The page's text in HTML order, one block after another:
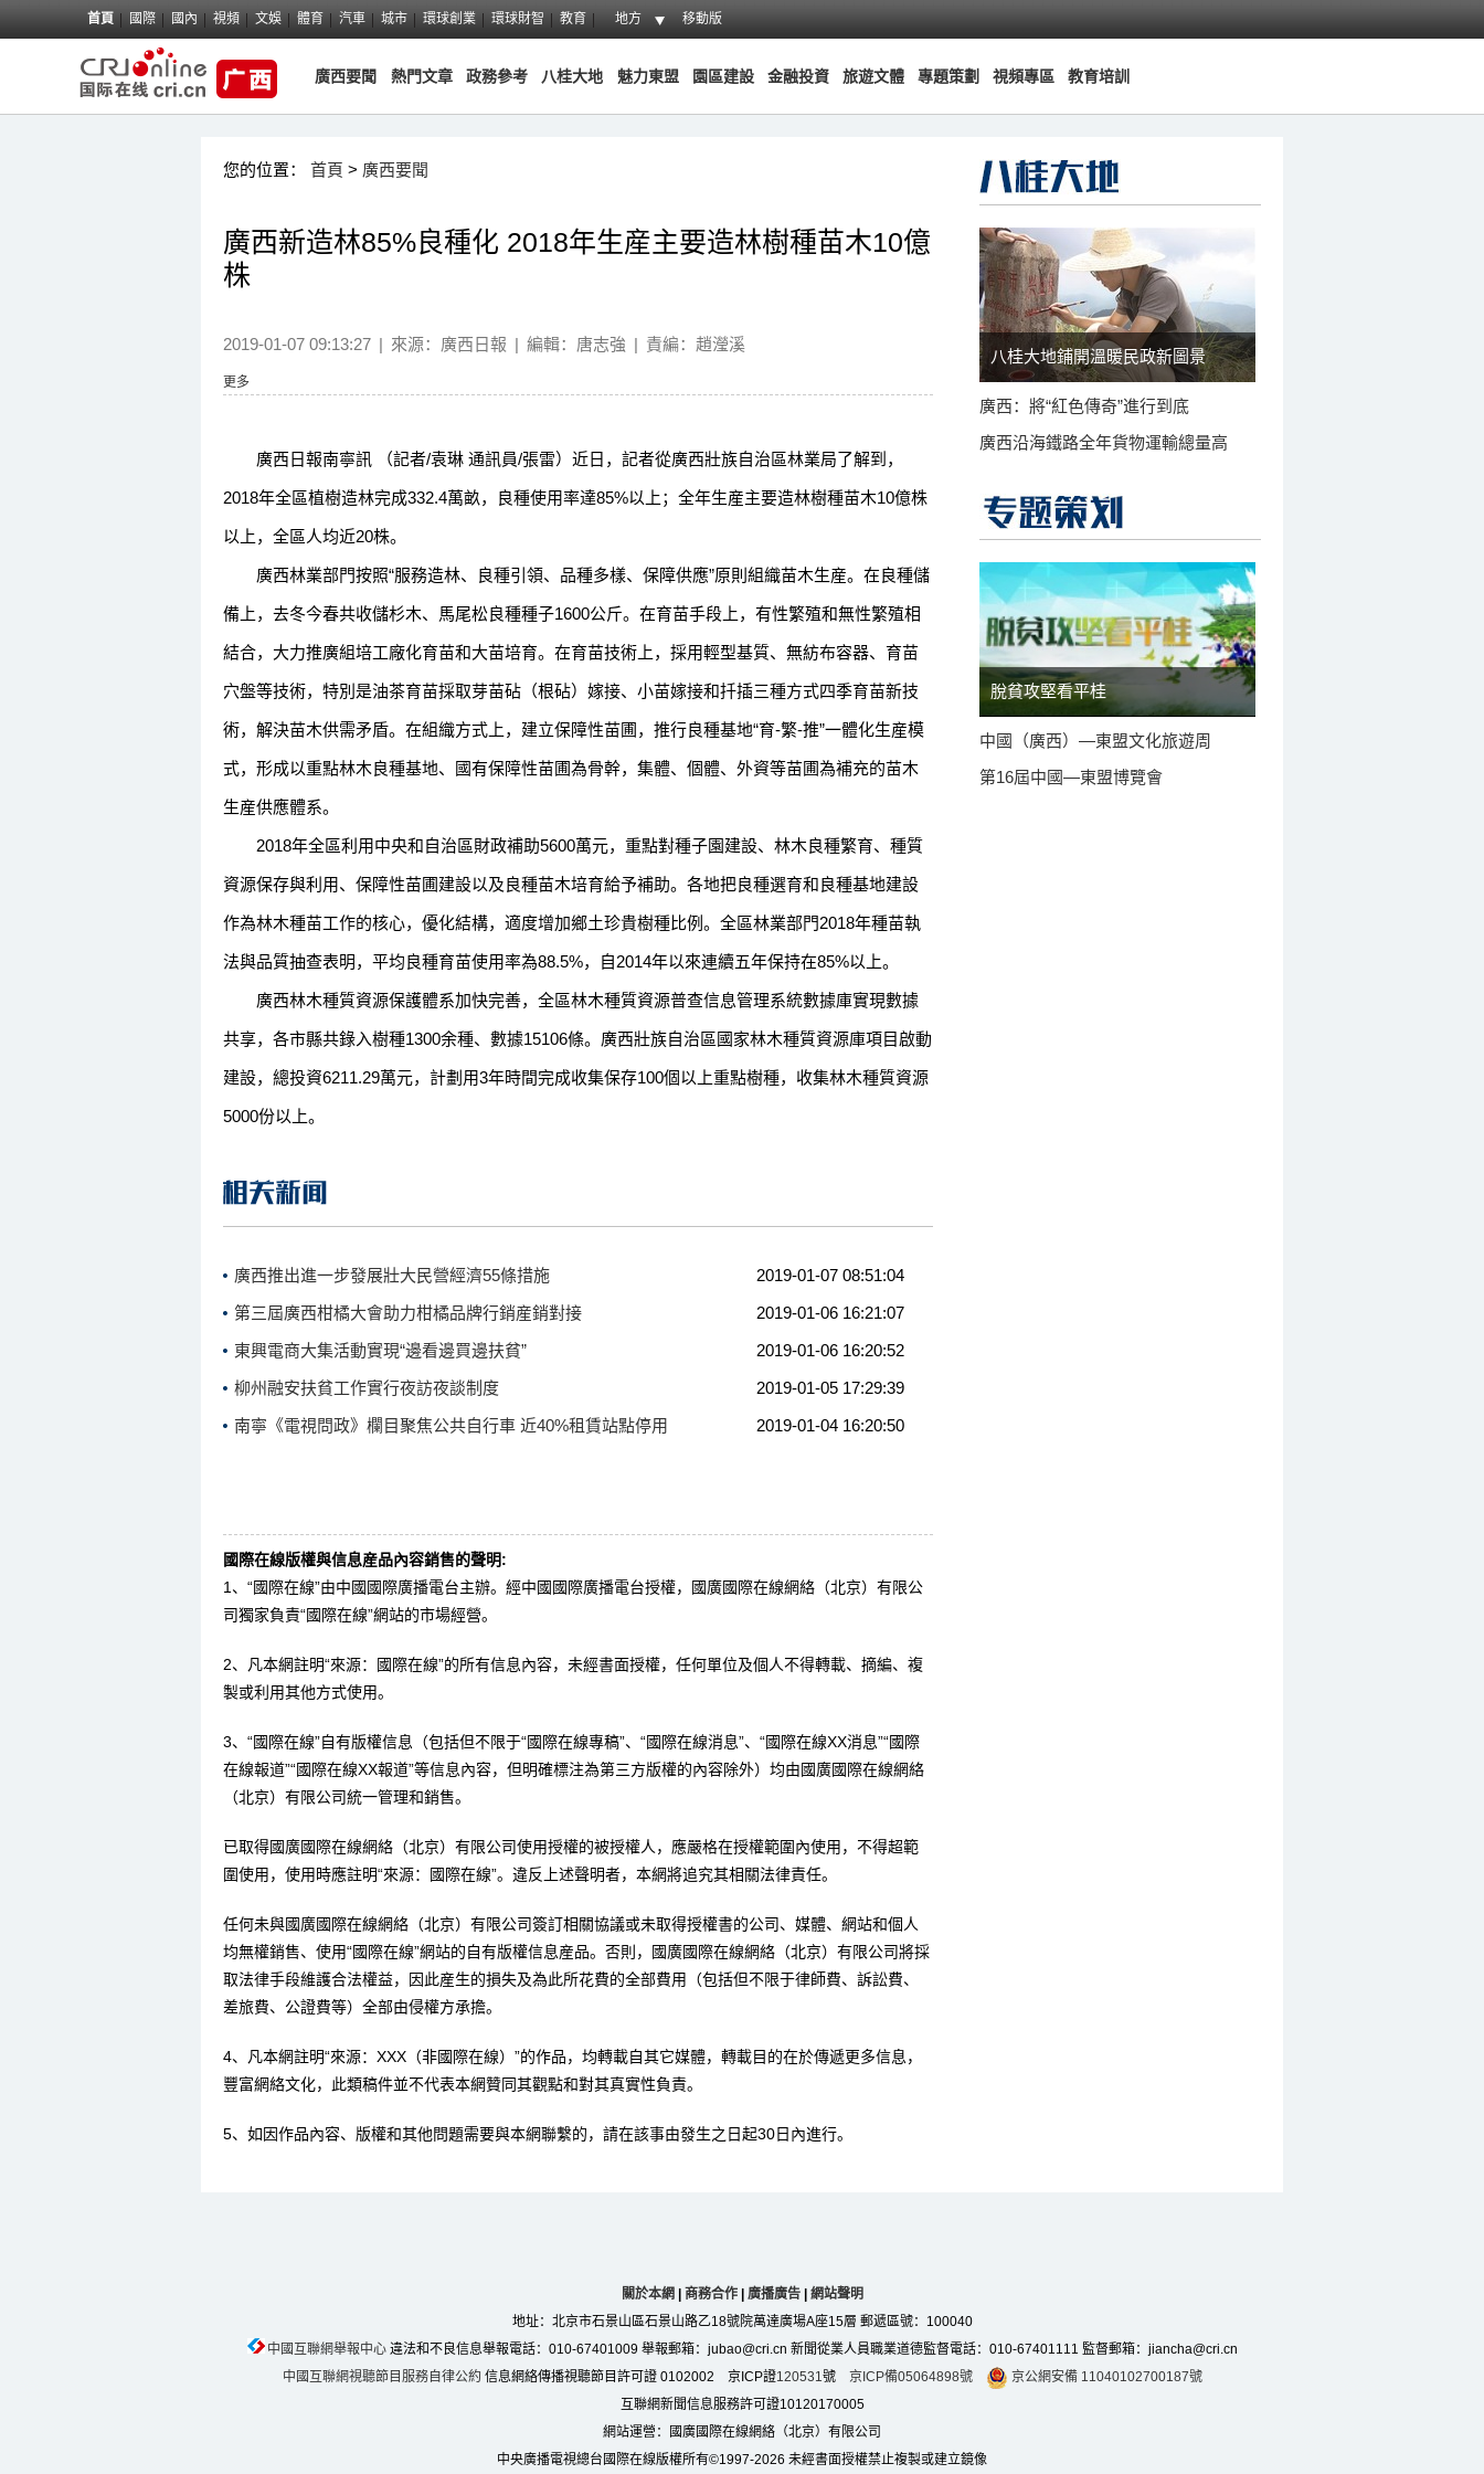
首頁 國際 國內 視頻 文娛 體育 汽車 城市 環球創業 環球財智 教育 地方 移動版
廣西要聞 熱門文章 政務參考 八桂大地 魅力東盟 園區建設 金融投資 旅遊文體 專題策劃 視頻專區 教育培訓
您的位置： 首頁 > 廣西要聞
廣西新造林85%良種化 2018年生産主要造林樹種苗木10億
株
2019-01-07 09:13:27 | 來源： 廣西日報 | 編輯：唐志強 | 責編：趙瀅溪
更多
廣西日報南寧訊 （記者/袁琳 通訊員/張雷）近日，記者從廣西壯族自治區林業局了解到，
2018年全區植樹造林完成332.4萬畝，良種使用率達85%以上；全年生産主要造林樹種苗木10億株
以上，全區人均近20株。
廣西林業部門按照“服務造林、良種引領、品種多樣、保障供應”原則組織苗木生産。在良種儲
備上，去冬今春共收儲杉木、馬尾松良種種子1600公斤。在育苗手段上，有性繁殖和無性繁殖相
結合，大力推廣組培工廠化育苗和大苗培育。在育苗技術上，採用輕型基質、無紡布容器、育苗
穴盤等技術，特別是油茶育苗採取芽苗砧（根砧）嫁接、小苗嫁接和扦插三種方式四季育苗新技
術，解決苗木供需矛盾。在組織方式上，建立保障性苗圃，推行良種基地“育-繁-推”一體化生産模
式，形成以重點林木良種基地、國有保障性苗圃為骨幹，集體、個體、外資等苗圃為補充的苗木
生産供應體系。
2018年全區利用中央和自治區財政補助5600萬元，重點對種子園建設、林木良種繁育、種質
資源保存與利用、保障性苗圃建設以及良種苗木培育給予補助。各地把良種選育和良種基地建設
作為林木種苗工作的核心，優化結構，適度增加鄉土珍貴樹種比例。全區林業部門2018年種苗執
法與品質抽查表明，平均良種育苗使用率為88.5%，自2014年以來連續五年保持在85%以上。
廣西林木種質資源保護體系加快完善，全區林木種質資源普查信息管理系統數據庫實現數據
共享，各市縣共錄入樹種1300余種、數據15106條。廣西壯族自治區國家林木種質資源庫項目啟動
建設，總投資6211.29萬元，計劃用3年時間完成收集保存100個以上重點樹種，收集林木種質資源
5000份以上。
2019-01-07 08:51:04
廣西推出進一步發展壯大民營經濟55條措施
2019-01-06 16:21:07
第三屆廣西柑橘大會助力柑橘品牌行銷産銷對接
2019-01-06 16:20:52
東興電商大集活動實現“邊看邊買邊扶貧”
2019-01-05 17:29:39
柳州融安扶貧工作實行夜訪夜談制度
2019-01-04 16:20:50
南寧《電視問政》欄目聚焦公共自行車 近40%租賃站點停用
國際在線版權與信息産品內容銷售的聲明:
1、“國際在線”由中國國際廣播電台主辦。經中國國際廣播電台授權，國廣國際在線網絡（北京）有限公
司獨家負責“國際在線”網站的市場經營。
2、凡本網註明“來源：國際在線”的所有信息內容，未經書面授權，任何單位及個人不得轉載、摘編、複
製或利用其他方式使用。
3、“國際在線”自有版權信息（包括但不限于“國際在線專稿”、“國際在線消息”、“國際在線XX消息”“國際
在線報道”“國際在線XX報道”等信息內容，但明確標注為第三方版權的內容除外）均由國廣國際在線網絡
（北京）有限公司統一管理和銷售。
已取得國廣國際在線網絡（北京）有限公司使用授權的被授權人，應嚴格在授權範圍內使用，不得超範
圍使用，使用時應註明“來源：國際在線”。違反上述聲明者，本網將追究其相關法律責任。
任何未與國廣國際在線網絡（北京）有限公司簽訂相關協議或未取得授權書的公司、媒體、網站和個人
均無權銷售、使用“國際在線”網站的自有版權信息産品。否則，國廣國際在線網絡（北京）有限公司將採
取法律手段維護合法權益，因此産生的損失及為此所花費的全部費用（包括但不限于律師費、訴訟費、
差旅費、公證費等）全部由侵權方承擔。
4、凡本網註明“來源：XXX（非國際在線）”的作品，均轉載自其它媒體，轉載目的在於傳遞更多信息，
豐富網絡文化，此類稿件並不代表本網贊同其觀點和對其真實性負責。
5、如因作品內容、版權和其他問題需要與本網聯繫的，請在該事由發生之日起30日內進行。
八桂大地鋪開溫暖民政新圖景
廣西：將“紅色傳奇”進行到底
廣西沿海鐵路全年貨物運輸總量高
脫貧攻堅看平桂
中國（廣西）—東盟文化旅遊周
第16屆中國—東盟博覽會
關於本網 商務合作| 廣播廣告| 網站聲明
地址：北京市石景山區石景山路乙18號院萬達廣場A座15層 郵遞區號：100040
中國互聯網舉報中心違法和不良信息舉報電話：010-67401009 舉報郵箱：jubao@cri.cn 新聞從業人員職業道德監督電話：010-67401111 監督郵箱：jiancha@cri.cn
中國互聯網視聽節目服務自律公約 信息網絡傳播視聽節目許可證 0102002 京ICP證120531號 京ICP備05064898號
京公網安備 11040102700187號
互聯網新聞信息服務許可證10120170005
網站運營：國廣國際在線網絡（北京）有限公司
中央廣播電視總台國際在線版權所有©1997-2026 未經書面授權禁止複製或建立鏡像